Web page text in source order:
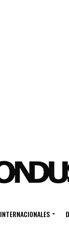
INTERNACIONALES